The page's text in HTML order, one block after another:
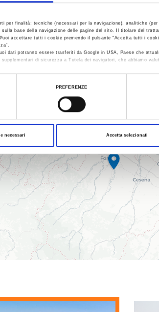
per finalità: tecniche (necessari per la navigazione), analitiche
base della navigazione delle pagine del sito. Il titolare del
accettare tutti i cookie premendo il pulsante “Accetta tutti i
dati potranno essere trasferiti da Google in USA, Paese che
supplementari di sicurezza a Tutela dei navigatori, che abbiamo
e visualizzare le informazioni complete sul trattamento dati clicca
PREFERENZE
necessari Accetta selezionati